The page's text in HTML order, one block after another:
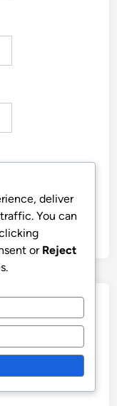
IN THIS
deliver
You can
or Reject